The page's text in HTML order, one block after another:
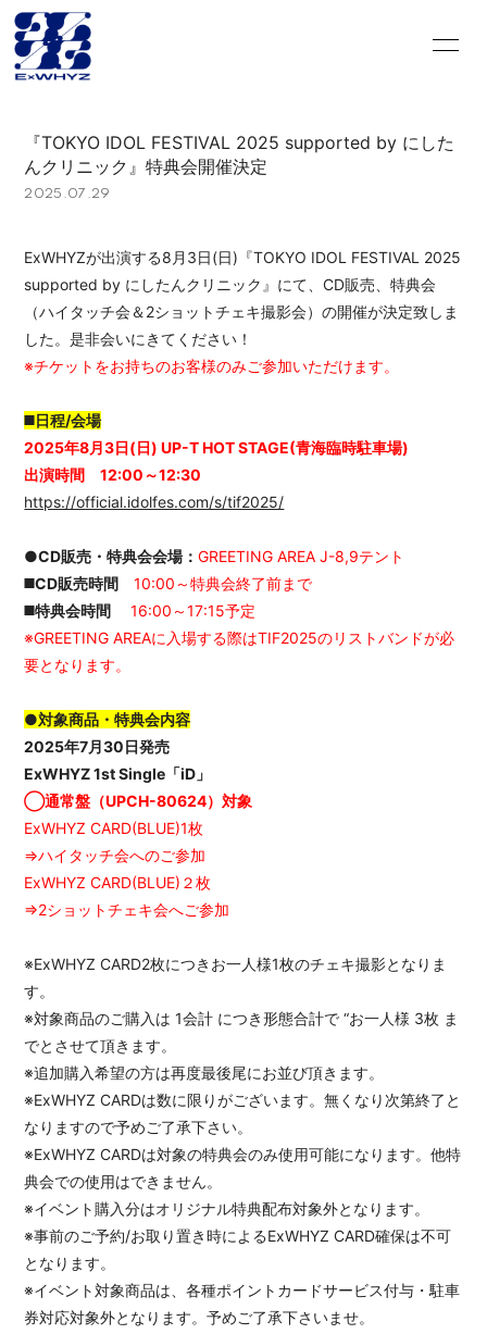
SCHEDULE DISCOGRAPHY
GOODS CONTACT
BLOG＆CIRCLE MOVIE
RADIO PHOTO
HISTORY FC GOODS
APP
会員登録 ログイン
『TOKYO IDOL FESTIVAL 2025 supported by にした
んクリニック』特典会開催決定
2025.07.29
ExWHYZが出演する8月3日(日)『TOKYO IDOL FESTIVAL 2025
supported by にしたんクリニック』にて、CD販売、特典会
（ハイタッチ会＆2ショットチェキ撮影会）の開催が決定致しま
した。是非会いにきてください！
※チケットをお持ちのお客様のみご参加いただけます。
◼️日程/会場
2025年8月3日(日) UP-T HOT STAGE(青海臨時駐車場)
出演時間 12:00～12:30
https://official.idolfes.com/s/tif2025/
●CD販売・特典会会場：GREETING AREA J-8,9テント
◼️CD販売時間
10:00～特典会終了前まで
◼️特典会時間
16:00～17:15予定
※GREETING AREAに入場する際はTIF2025のリストバンドが必
要となります。
●対象商品・特典会内容
2025年7月30日発売
ExWHYZ 1st Single「iD」
◯通常盤（UPCH-80624）対象
ExWHYZ CARD(BLUE)1枚
⇒ハイタッチ会へのご参加
ExWHYZ CARD(BLUE)２枚
⇒2ショットチェキ会へご参加
※ExWHYZ CARD2枚につきお一人様1枚のチェキ撮影となりま
す。
※対象商品のご購入は 1会計 につき形態合計で “お一人様 3枚 ま
でとさせて頂きます。
※追加購入希望の方は再度最後尾にお並び頂きます。
※ExWHYZ CARDは数に限りがございます。無くなり次第終了と
なりますので予めご了承下さい。
※ExWHYZ CARDは対象の特典会のみ使用可能になります。他特
典会での使用はできません。
※イベント購入分はオリジナル特典配布対象外となります。
※事前のご予約/お取り置き時によるExWHYZ CARD確保は不可
となります。
※イベント対象商品は、各種ポイントカードサービス付与・駐車
券対応対象外となります。予めご了承下さいませ。